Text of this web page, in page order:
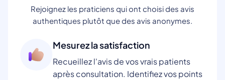
Rejoignez les praticiens qui ont choisi des avis
authentiques plutôt que des avis anonymes.
Mesurez la satisfaction
Recueillez l'avis de vos vrais patients
après consultation. Identifiez vos points